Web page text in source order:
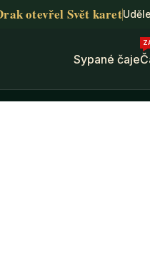
otevřel Svět karet
Sypané čaje
SÍTKO NA ČAJ Z KOŘENE